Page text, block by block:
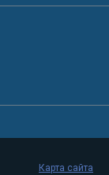
Карта сайта